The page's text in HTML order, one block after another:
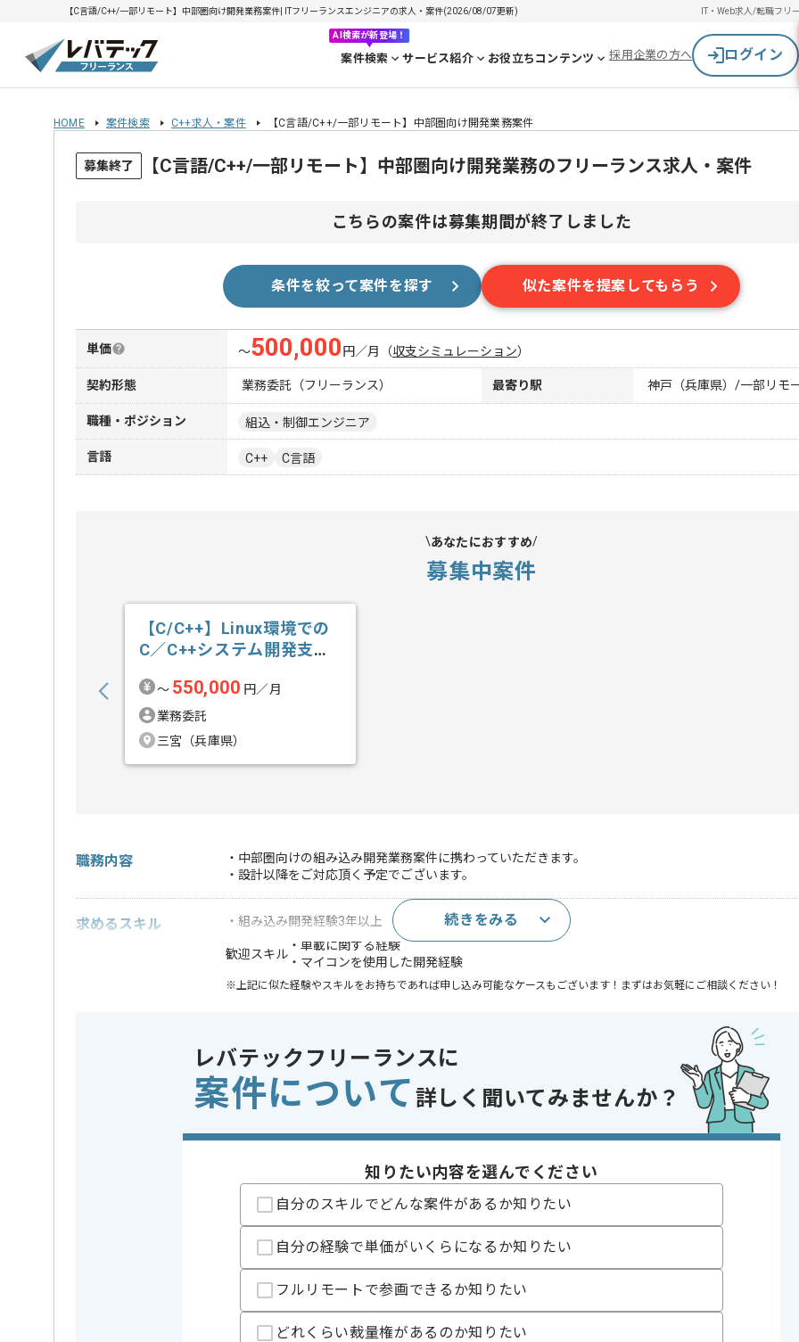
【C言語/C++/一部リモート】中部圏向け開発業務案件| ITフリーランスエンジニアの求人・案件(2026/08/07更新) IT・Web求人/転職フリ
AI検索が新登場！
案件検索 サービス紹介 お役立ちコンテンツ 採用企業の方へ ログイン
HOME 案件検索 C++求人・案件 【C言語/C++/一部リモート】中部圏向け開発業務案件
募集終了 【C言語/C++/一部リモート】中部圏向け開発業務のフリーランス求人・案件
こちらの案件は募集期間が終了しました
条件を絞って案件を探す 似た案件を提案してもらう
単価 〜500,000 円／月 （収支シミュレーション）
契約形態 業務委託（フリーランス） 最寄り駅 神戸（兵庫県）/一部リモ
職種・ポジション 組込・制御エンジニア
言語 C++ C言語
あなたにおすすめ
募集中案件
【C/C++】Linux環境での
C／C++システム開発支援
〜 550,000 円／月
業務委託
三宮（兵庫県）
職務内容
・中部圏向けの組み込み開発業務案件に携わっていただきます。
・設計以降をご対応頂く予定でございます。
求めるスキル ・組み込み開発経験3年以上
歓迎スキル
・車載に関する経験
・マイコンを使用した開発経験
※上記に似た経験やスキルをお持ちであれば申し込み可能なケースもございます！まずはお気軽にご相談ください！
精算条件
有
精算基準時間
140時間〜180時間
これまでのご経験を活かしたい方におすすめの案件です。
ぜひ一度、ご商談で雰囲気等掴んでいただき、参画のご判断いただければ幸いです。
参画当初は常駐していただき、以後は週2日～3日ほどリモートでの作業を想定しております。
※リモート頻度は習熟度や状況に応じて変動いたします。
続きをみる
レバテックフリーランスに
案件について 詳しく聞いてみませんか？
知りたい内容を選んでください
自分のスキルでどんな案件があるか知りたい
自分の経験で単価がいくらになるか知りたい
フルリモートで参画できるか知りたい
どれくらい裁量権があるのか知りたい